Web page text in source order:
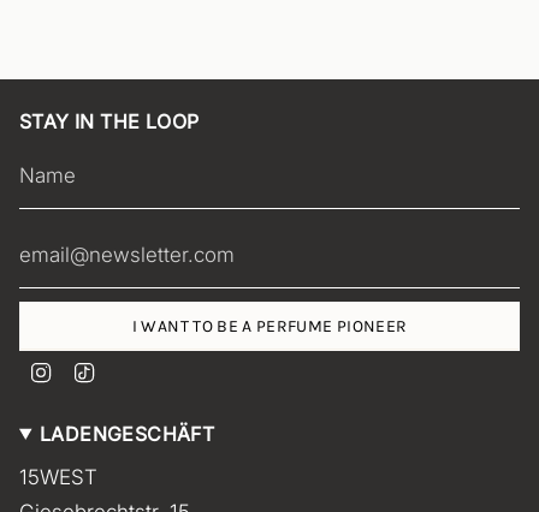
STAY IN THE LOOP
I WANT TO BE A PERFUME PIONEER
t
g
T
k
LADENGESCHÄFT
15WEST